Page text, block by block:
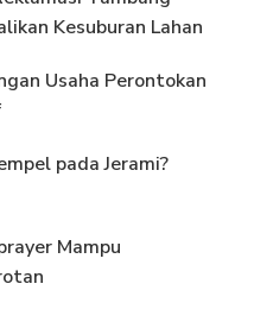
Kesuburan Lahan
Usaha Perontokan
pada Jerami?
Mampu